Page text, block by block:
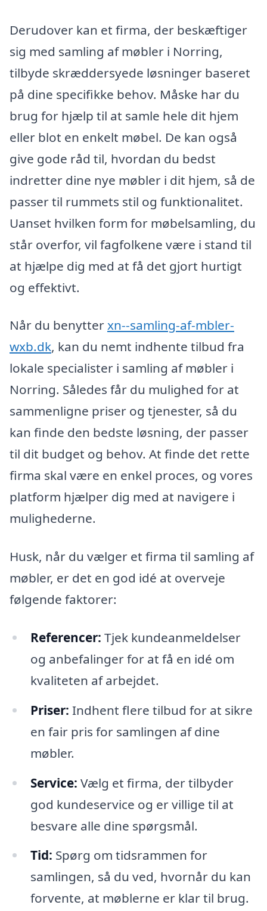
Derudover kan et firma, der beskæftiger
sig med samling af møbler i Norring,
tilbyde skræddersyede løsninger baseret
på dine specifikke behov. Måske har du
brug for hjælp til at samle hele dit hjem
eller blot en enkelt møbel. De kan også
give gode råd til, hvordan du bedst
indretter dine nye møbler i dit hjem, så de
passer til rummets stil og funktionalitet.
Uanset hvilken form for møbelsamling, du
står overfor, vil fagfolkene være i stand til
at hjælpe dig med at få det gjort hurtigt
og effektivt.
Når du benytterxn--samling-af-mbler-
wxb.dk, kan du nemt indhente tilbud fra
lokale specialister i samling af møbler i
Norring. Således får du mulighed for at
sammenligne priser og tjenester, så du
kan finde den bedste løsning, der passer
til dit budget og behov. At finde det rette
firma skal være en enkel proces, og vores
platform hjælper dig med at navigere i
mulighederne.
Husk, når du vælger et firma til samling af
møbler, er det en god idé at overveje
følgende faktorer:
Referencer: Tjek kundeanmeldelser
og anbefalinger for at få en idé om
kvaliteten af arbejdet.
Priser: Indhent flere tilbud for at sikre
en fair pris for samlingen af dine
møbler.
Service: Vælg et firma, der tilbyder
god kundeservice og er villige til at
besvare alle dine spørgsmål.
Tid: Spørg om tidsrammen for
samlingen, så du ved, hvornår du kan
forvente, at møblerne er klar til brug.